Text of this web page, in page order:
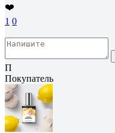
❤️
1 0
П
Покупатель